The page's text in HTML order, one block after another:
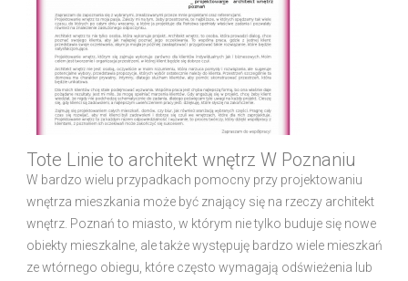
Tote Linie to architekt wnętrz W Poznaniu
W bardzo wielu przypadkach pomocny przy projektowaniu
wnętrza mieszkania może być znający się na rzeczy architekt
wnętrz. Poznań to miasto, w którym nie tylko buduje się nowe
obiekty mieszkalne, ale także występuję bardzo wiele mieszkań
ze wtórnego obiegu, które często wymagają odświeżenia lub